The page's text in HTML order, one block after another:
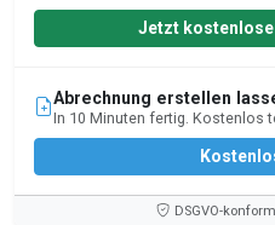
Jetzt
Abrechnung erstellen
In 10 Minuten fertig. Kostenlos
DSGVO-